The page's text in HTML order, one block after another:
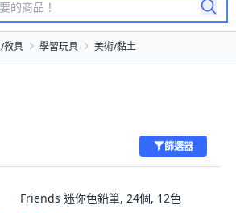
教具 學習玩具 美術/黏土
篩選器
Friends 迷你色鉛筆, 24個, 12色